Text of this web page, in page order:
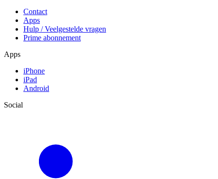
Contact
Apps
Hulp / Veelgestelde vragen
Prime abonnement
Apps
iPhone
iPad
Android
Social